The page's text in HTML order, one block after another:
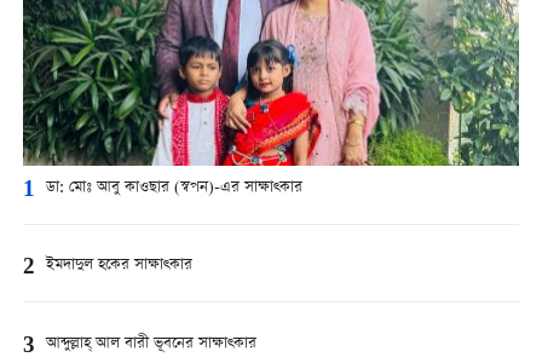
1 ডা: মোঃ আবু কাওছার (স্বপন)-এর সাক্ষাত্কার
2 ইমদাদুল হকের সাক্ষাত্কার
3 আব্দুল্লাহ্ আল বারী ভূবনের সাক্ষাত্কার